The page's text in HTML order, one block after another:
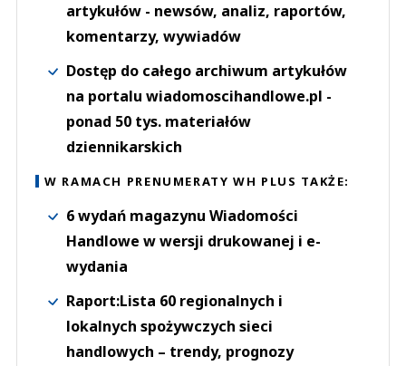
artykułów - newsów, analiz, raportów,
komentarzy, wywiadów
Dostęp do całego archiwum artykułów
na portalu wiadomoscihandlowe.pl -
ponad 50 tys. materiałów
dziennikarskich
W RAMACH PRENUMERATY WH PLUS TAKŻE:
6 wydań magazynu Wiadomości
Handlowe w wersji drukowanej i e-
wydania
Raport:Lista 60 regionalnych i
lokalnych spożywczych sieci
handlowych – trendy, prognozy